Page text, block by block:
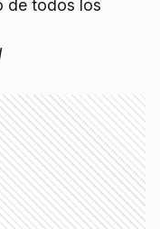
de todos los